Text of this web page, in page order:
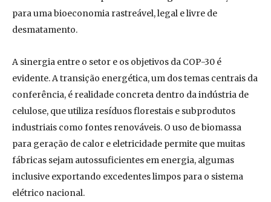
para uma bioeconomia rastreável, legal e livre de
desmatamento.
A sinergia entre o setor e os objetivos da COP-30 é
evidente. A transição energética, um dos temas centrais da
conferência, é realidade concreta dentro da indústria de
celulose, que utiliza resíduos florestais e subprodutos
industriais como fontes renováveis. O uso de biomassa
para geração de calor e eletricidade permite que muitas
fábricas sejam autossuficientes em energia, algumas
inclusive exportando excedentes limpos para o sistema
elétrico nacional.